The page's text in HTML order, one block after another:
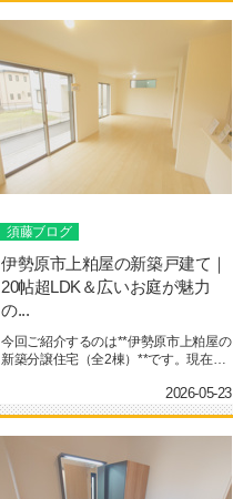
須藤ブログ
伊勢原市上粕屋の新築戸建て｜
20帖超LDK＆広いお庭が魅力
の...
今回ご紹介するのは**伊勢原市上粕屋の
新築分譲住宅（全2棟）**です。現在販
2026-05-23